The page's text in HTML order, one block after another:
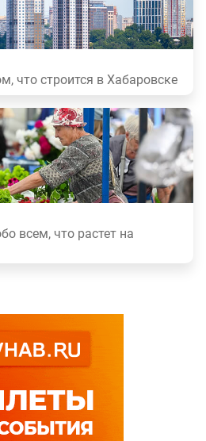
что строится в Хабаровске
всем, что растет на